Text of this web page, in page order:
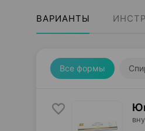
ВАРИАНТЫ
Все формы